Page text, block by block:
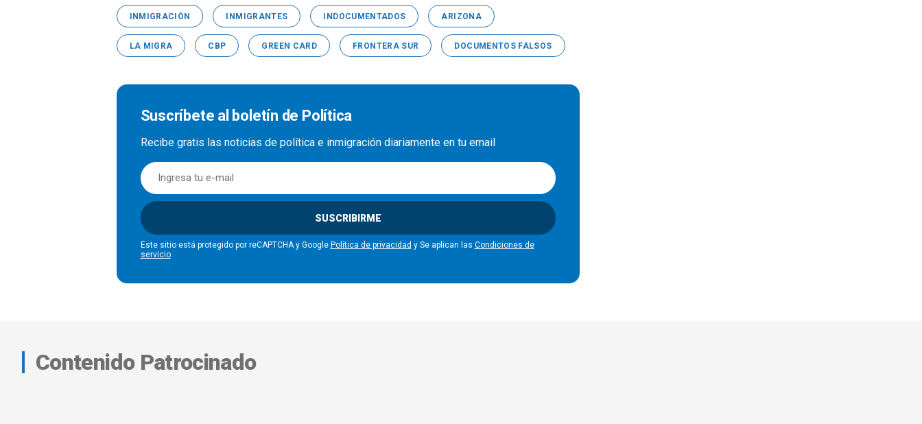
INMIGRACIÓN INMIGRANTES INDOCUMENTADOS ARIZONA
LA MIGRA CBP GREEN CARD FRONTERA SUR DOCUMENTOS FALSOS
Suscríbete al boletín de Política
Recibe gratis las noticias de política e inmigración diariamente en tu email
SUSCRIBIRME
Este sitio está protegido por reCAPTCHA y Google Política de privacidad y Se aplican las Condiciones de
servicio.
Contenido Patrocinado